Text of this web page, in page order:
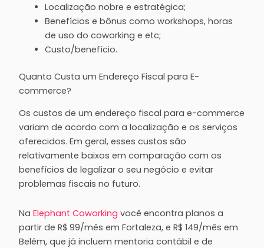
Localização nobre e estratégica;
Benefícios e bônus como workshops, horas
de uso do coworking e etc;
Custo/benefício.
Quanto Custa um Endereço Fiscal para E-
commerce?
Os custos de um endereço fiscal para e-commerce
variam de acordo com a localização e os serviços
oferecidos. Em geral, esses custos são
relativamente baixos em comparação com os
benefícios de legalizar o seu negócio e evitar
problemas fiscais no futuro.
Na Elephant Coworking você encontra planos a
partir de R$ 99/mês em Fortaleza, e R$ 149/mês em
Belém, que já incluem mentoria contábil e de